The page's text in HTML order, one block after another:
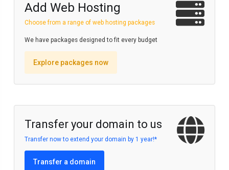
Add Web Hosting
Choose from a range of web hosting packages
We have packages designed to fit every budget
Explore packages now
Transfer your domain to us
Transfer now to extend your domain by 1 year!*
Transfer a domain